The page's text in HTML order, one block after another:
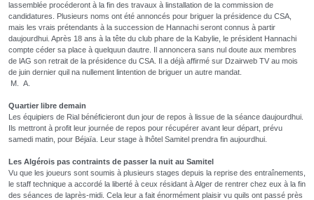
lassemblée procéderont à la fin des travaux à linstallation de la commission de
candidatures. Plusieurs noms ont été annoncés pour briguer la présidence du CSA,
mais les vrais prétendants à la succession de Hannachi seront connus à partir
daujourdhui. Après 18 ans à la tête du club phare de la Kabylie, le président Hannachi
compte céder sa place à quelquun dautre. Il annoncera sans nul doute aux membres
de lAG son retrait de la présidence du CSA. Il a déjà affirmé sur Dzairweb TV au mois
de juin dernier quil na nullement lintention de briguer un autre mandat.
M. A.
Quartier libre demain
Les équipiers de Rial bénéficieront dun jour de repos à lissue de la séance daujourdhui.
Ils mettront à profit leur journée de repos pour récupérer avant leur départ, prévu
samedi matin, pour Béjaïa. Leur stage à lhôtel Samitel prendra fin aujourdhui.
Les Algérois pas contraints de passer la nuit au Samitel
Vu que les joueurs sont soumis à plusieurs stages depuis la reprise des entraînements,
le staff technique a accordé la liberté à ceux résidant à Alger de rentrer chez eux à la fin
des séances de laprès-midi. Cela leur a fait énormément plaisir vu quils ont passé près